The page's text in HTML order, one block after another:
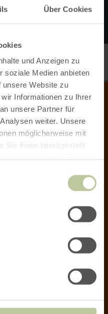
Über Cookies
und Anzeigen zu
soziale Medien anbieten
unsere Website zu
Informationen zu Ihrer
unsere Partner für
weiter. Unsere
möglicherweise mit
Sie ihnen bereitgestellt
von 08:30 Uhr bis